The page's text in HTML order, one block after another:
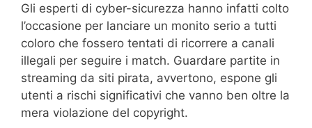
Gli esperti di cyber-sicurezza hanno infatti colto
l’occasione per lanciare un monito serio a tutti
coloro che fossero tentati di ricorrere a canali
illegali per seguire i match. Guardare partite in
streaming da siti pirata, avvertono, espone gli
utenti a rischi significativi che vanno ben oltre la
mera violazione del copyright.